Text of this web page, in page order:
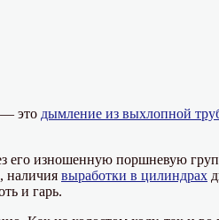
— это дымление из выхлопной
его изношенную поршневую
наличия выработки в цилиндрах
и гарь.